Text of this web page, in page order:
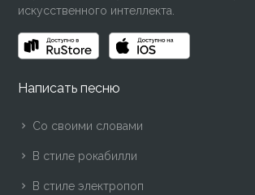
искусственного интеллекта.
Написать песню
Со своими словами
В стиле рокабилли
В стиле электропоп